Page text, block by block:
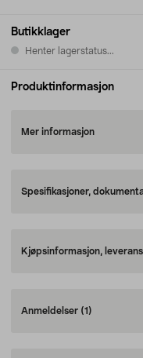
Butikklager
Henter lagerstatus...
Produktinformasjon
Mer informasjon
Spesifikasjoner,
Kjøpsinformasjon,
Anmeldelser (1)